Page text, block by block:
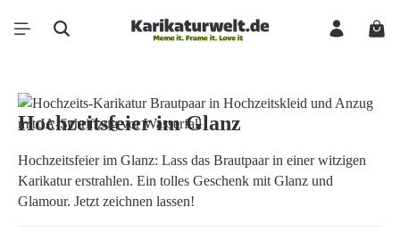
Zum Hauptinhalt springen
Bildergalerie überspringen
Hochzeitsfeier im Glanz
Hochzeitsfeier im Glanz: Lass das Brautpaar in einer witzigen
Karikatur erstrahlen. Ein tolles Geschenk mit Glanz und
Glamour. Jetzt zeichnen lassen!